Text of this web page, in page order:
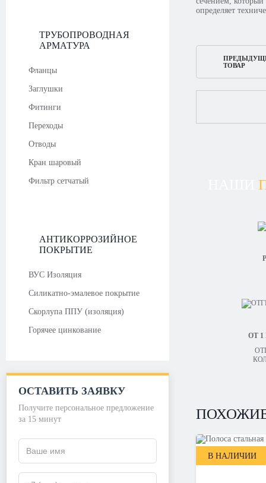
ТРУБОПРОВОДНАЯ
АРМАТУРА
Фланцы
Заглушки
Фитинги
Переходы
Отводы
Кран шаровый
Фильтр сетчатый
АНТИКОРРОЗИЙНОЕ
ПОКРЫТИЕ
ВУС Изоляция
Силикатно-эмалевое покрытие
Скорлупа ППУ (изоляция)
Горячее цинкование
ОСТАВИТЬ ЗАЯВКУ
Получите персональное предложение
за 15 минут
определяет
ТОВАР
ОТ
В НАЛИЧИИ